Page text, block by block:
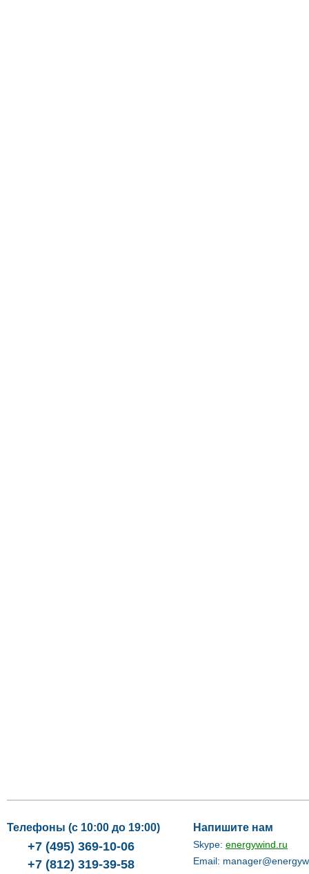
Телефоны (с 10:00 до 19:00)
+7 (495) 369-10-06
+7 (812) 319-39-58
EnergyWind
Напишите нам
Skype: energywind.ru
Email: